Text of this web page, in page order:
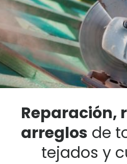
Reparación,
arreglos de
tejados y